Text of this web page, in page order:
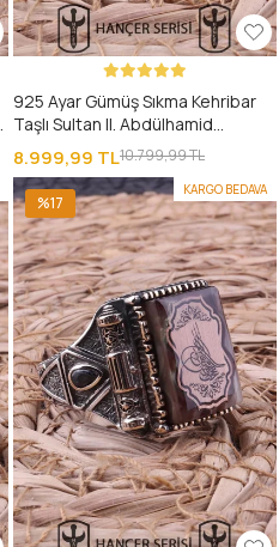
925 Ayar Gümüş Sıkma Kehribar
Taşlı Sultan II. Abdülhamid
Osmanlı Tuğrası Desenli Erkek
Yüzük
8.999,99 TL10.799,99 TL
KARGO BEDAVA
%17